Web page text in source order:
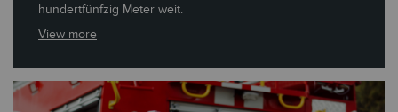
hundertfünfzig Meter weit.
View more